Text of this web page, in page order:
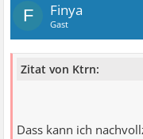
F Finya
Gast
Zitat von Ktrn:
Dass kann ich